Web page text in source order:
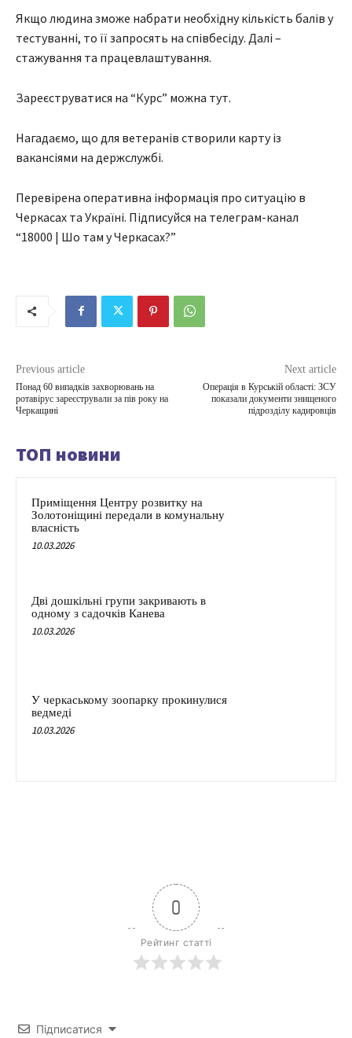
Якщо людина зможе набрати необхідну кількість балів у
тестуванні, то її запросять на співбесіду. Далі –
стажування та працевлаштування.
Зареєструватися на “Курс” можна тут.
Нагадаємо, що для ветеранів створили карту із
вакансіями на держслужбі.
Перевірена оперативна інформація про ситуацію в
Черкасах та Україні. Підписуйся на телеграм-канал
“18000 | Шо там у Черкасах?”
Previous article
Понад 60 випадків захворювань на
ротавірус зареєстрували за пів року на
Черкащині
Next article
Операція в Курській області: ЗСУ
показали документи знищеного
підрозділу кадировців
ТОП новини
Приміщення Центру розвитку на
Золотоніщині передали в комунальну
власність
10.03.2026
Дві дошкільні групи закривають в
одному з садочків Канева
10.03.2026
У черкаському зоопарку прокинулися
ведмеді
10.03.2026
0
Рейтинг статті
Підписатися